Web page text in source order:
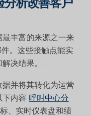
丰富的来源之一来
。这些接触点能实
决结果。.
并将其转化为运营
下内容 呼叫中心分
、实时仪表盘和绩